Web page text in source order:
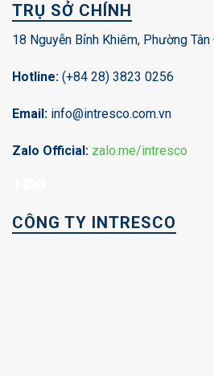
TRỤ SỞ CHÍNH
18 Nguyễn Bỉnh Khiêm, Phường Tân
Hotline: (+84 28) 3823 0256
Email: info@intresco.com.vn
Zalo Official: zalo.me/intresco
CÔNG TY INTRESCO